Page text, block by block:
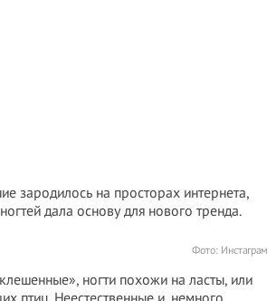
зародилось на просторах интернета,
дала основу для нового тренда.
Фото: Инстаграм
ногти похожи на ласты, или
птиц. Неестественные и, немного